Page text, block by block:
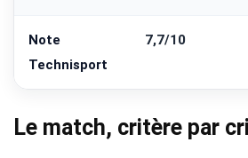
Note
Technisport
7,7/10
Le match, critère par